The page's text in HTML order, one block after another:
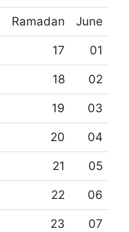
June
Ramadan
01
17
02
18
03
19
04
20
05
21
06
22
07
23